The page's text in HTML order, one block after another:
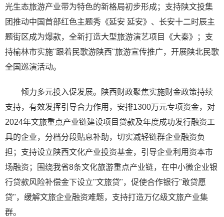
光生态旅游产业带为特色的新格局初步形成；支持陕文投集
团推动中国首部红色主题秀《延安 延安》、长安十二时辰主
题街区成为爆款，全新打造大型旅游演艺项目《大秦》；支
持榆林市实施"跟着民歌游陕西"旅游宣传推广，开展陕北民歌
全国巡演活动。
倾力多元投入促发展。陕西财政聚焦实施财金政策持续
支持，有效发挥引导合力作用，安排1300万元专项资金，对
2024年文旅重点产业链建设项目贷款及年度成功发行融资工
具的企业，分档分段贴息补助，切实减轻链群企业融资负
担；支持设立陕西文化产业投资基金，引导企业利用资本市
场融资；围绕我省8条文化旅游重点产业链，在中小微企业银
行贷款风险补偿金下设立"文旅贷"，促使合作银行"敢贷愿
贷"，缓解文旅企业融资难题，支持打造万亿级文旅产业集
群。